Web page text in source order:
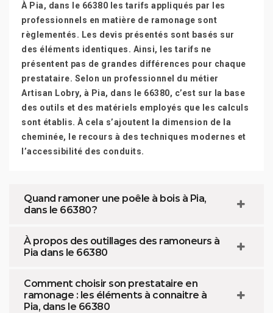
À Pia, dans le 66380 les tarifs appliqués par les
professionnels en matière de ramonage sont
règlementés. Les devis présentés sont basés sur
des éléments identiques. Ainsi, les tarifs ne
présentent pas de grandes différences pour chaque
prestataire. Selon un professionnel du métier
Artisan Lobry, à Pia, dans le 66380, c’est sur la base
des outils et des matériels employés que les calculs
sont établis. À cela s’ajoutent la dimension de la
cheminée, le recours à des techniques modernes et
l’accessibilité des conduits.
Quand ramoner une poêle à bois à Pia,
dans le 66380 ?
À propos des outillages des ramoneurs à
Pia dans le 66380
Comment choisir son prestataire en
ramonage : les éléments à connaitre à
Pia, dans le 66380